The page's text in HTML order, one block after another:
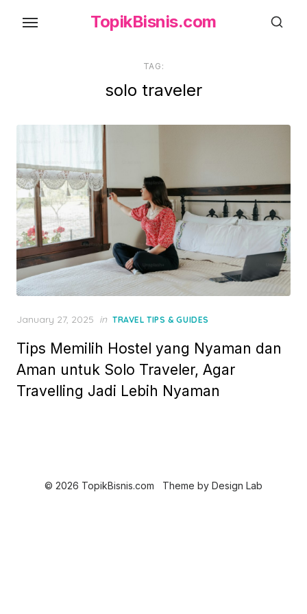
TopikBisnis.com
TAG:
solo traveler
Posted
January 27, 2025 in TRAVEL TIPS & GUIDES
Tips Memilih Hostel yang Nyaman dan
Aman untuk Solo Traveler, Agar
Travelling Jadi Lebih Nyaman
© 2026 TopikBisnis.com Theme by Design Lab